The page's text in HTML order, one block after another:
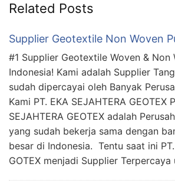
Related Posts
Supplier Geotextile Non Woven
#1 Supplier Geotextile Woven & Non
Indonesia! Kami adalah Supplier
sudah dipercayai oleh Banyak
Kami PT. EKA SEJAHTERA GEOTEX
SEJAHTERA GEOTEX adalah
yang sudah bekerja sama dengan
besar di Indonesia. Tentu saat ini PT.
GOTEX menjadi Supplier